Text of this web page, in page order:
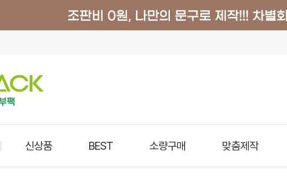
신상품 BEST 소량구매 맞춤제작